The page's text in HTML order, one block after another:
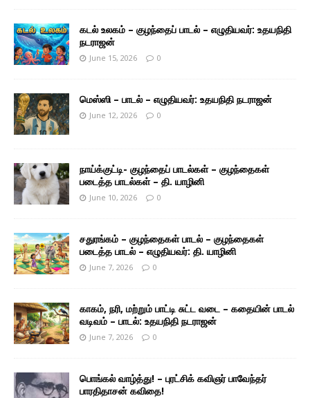
கடல் உலகம் – குழந்தைப் பாடல் – எழுதியவர்: உதயநிதி
நடராஜன்
June 15, 2026 0
மெஸ்ஸி – பாடல் – எழுதியவர்: உதயநிதி நடராஜன்
June 12, 2026 0
நாய்க்குட்டி- குழந்தைப் பாடல்கள் – குழந்தைகள்
படைத்த பாடல்கள் – தி. யாழினி
June 10, 2026 0
சதுரங்கம் – குழந்தைகள் பாடல் – குழந்தைகள்
படைத்த பாடல் – எழுதியவர்: தி. யாழினி
June 7, 2026 0
காகம், நரி, மற்றும் பாட்டி சுட்ட வடை – கதையின் பாடல்
வடிவம் – பாடல்: உதயநிதி நடராஜன்
June 7, 2026 0
பொங்கல் வாழ்த்து! – புரட்சிக் கவிஞர் பாவேந்தர்
பாரதிதாசன் கவிதை!